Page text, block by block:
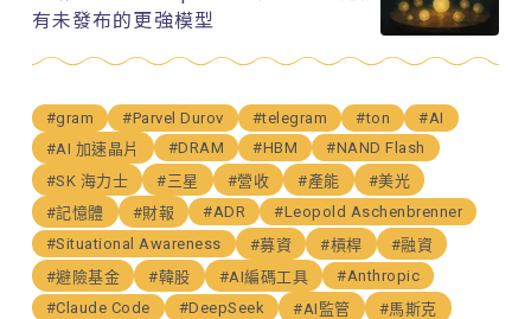
有未發布的更強模型
#gram #Parvel Durov #telegram #ton
#AI
#AI 加速晶片
#DRAM #HBM
#NAND Flash
#SK 海力士
#三星 #營收 #產能
#美光
#記憶體
#財報 #ADR
#Leopold Aschenbrenner
#Situational Awareness
#募資 #槓桿
#融資
#避險基金
#韓股 #AI編碼工具
#Anthropic
#Claude Code
#DeepSeek #AI監管 #馬斯克